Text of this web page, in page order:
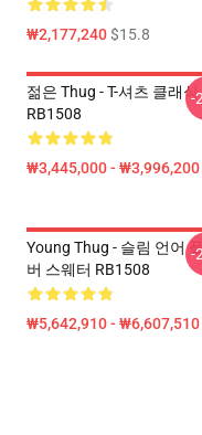
₩2,177,240$15.8
젊은 Thug - T-셔츠 클래식
RB1508
₩3,445,000 - ₩3,996,200
-
Young Thug - 슬림 언어
버 스웨터 RB1508
₩5,642,910 - ₩6,607,510
-